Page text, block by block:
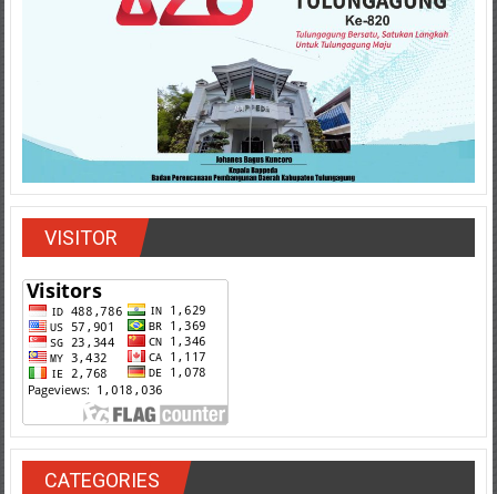
VISITOR
CATEGORIES